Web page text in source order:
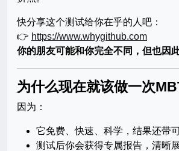
快分享这个测试给你在乎的人吧：
👉 https://www.whygithub.com
你的朋友可能和你完全不同，但也因
为什么现在就该做一次
因为：
它免费、快速、科学，结果还带
测试后你会获得专属报告，清晰